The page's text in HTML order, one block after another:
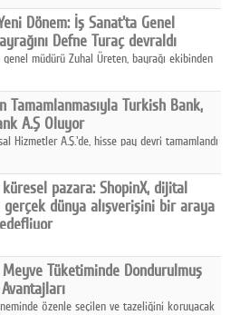
hikâyesi anlatıyor.
Dönem: İş Sanat'ta Genel
Defne Turaç devraldı
müdürü Zuhal Üreten, bayrağı ekibinden
Tamamlanmasıyla Turkish Bank,
A.Ş Oluyor
Hizmetler A.Ş.'de, hisse pay devri tamamlandı
unvanının “Freedom Bank A.Ş.” olmasına
pazara: ShopinX, dijital
dünya alışverişini bir araya
dünya alışveriş deneyimi arasında köprü
vizyonuyla uluslararası pazarlara açılıyor.
Meyve Tüketiminde Dondurulmuş
özenle seçilen ve tazeliğini koruyacak